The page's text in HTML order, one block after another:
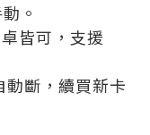
。
皆可，支援
動斷，續買新卡